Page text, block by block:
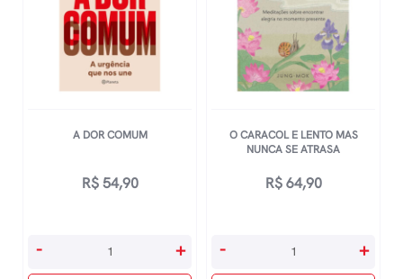
Cérebro
quantidade
A DOR COMUM
R$54,90
- +
O CARACOL E LENTO MAS
NUNCA SE ATRASA
R$64,90
O- +